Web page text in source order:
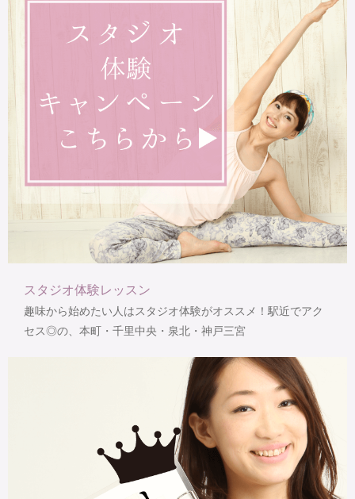
スタジオ体験レッスン
趣味から始めたい人はスタジオ体験がオススメ！駅近でアク
セス◎の、本町・千里中央・泉北・神戸三宮